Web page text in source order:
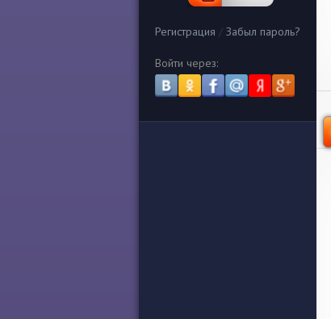
Регистрация / Забыл пароль?
Войти через: